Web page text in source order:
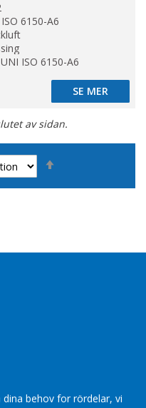
6150-A6
ISO 6150-A6
SE MER
SE MER
av sidan.
dina behov for rördelar, vi